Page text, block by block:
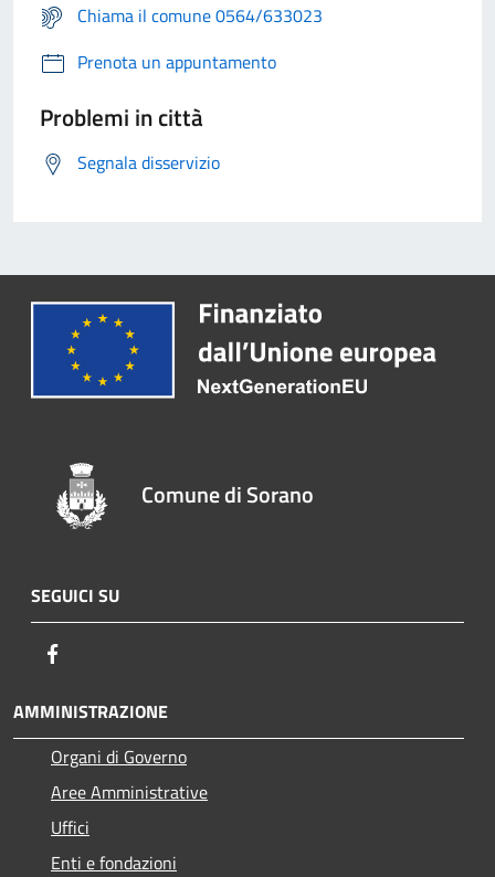
Chiama il comune 0564/633023
Prenota un appuntamento
Problemi in città
Segnala disservizio
Comune di Sorano
SEGUICI SU
AMMINISTRAZIONE
Organi di Governo
Aree Amministrative
Uffici
Enti e fondazioni